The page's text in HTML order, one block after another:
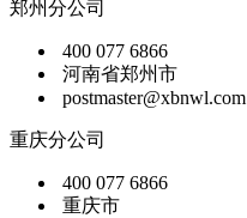
郑州分公司
400 077 6866
河南省郑州市
postmaster@xbnwl.com
重庆分公司
400 077 6866
重庆市